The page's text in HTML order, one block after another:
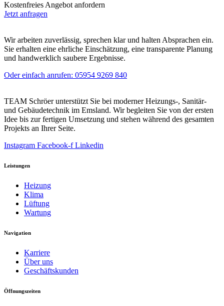
Kostenfreies Angebot anfordern
Jetzt anfragen
Wir arbeiten zuverlässig, sprechen klar und halten Absprachen ein.
Sie erhalten eine ehrliche Einschätzung, eine transparente Planung
und handwerklich saubere Ergebnisse.
Oder einfach anrufen: 05954 9269 840
TEAM Schröer unterstützt Sie bei moderner Heizungs-, Sanitär-
und Gebäudetechnik im Emsland. Wir begleiten Sie von der ersten
Idee bis zur fertigen Umsetzung und stehen während des gesamten
Projekts an Ihrer Seite.
Instagram Facebook-f Linkedin
Leistungen
Heizung
Klima
Lüftung
Wartung
Navigation
Karriere
Über uns
Geschäftskunden
Öffnungszeiten